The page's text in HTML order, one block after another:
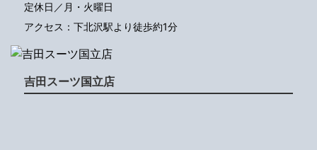
定休日／月・火曜日
アクセス：下北沢駅より徒歩約1分
吉田スーツ国立店